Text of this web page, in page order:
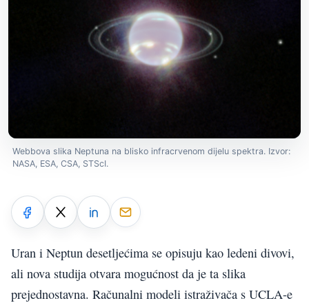
Webbova slika Neptuna na blisko infracrvenom dijelu spektra. Izvor:
NASA, ESA, CSA, STScI.
Uran i Neptun desetljećima se opisuju kao ledeni divovi,
ali nova studija otvara mogućnost da je ta slika
prejednostavna. Računalni modeli istraživača s UCLA-e